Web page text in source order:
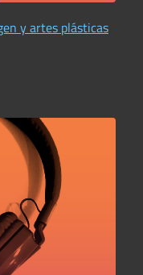
y artes plásticas